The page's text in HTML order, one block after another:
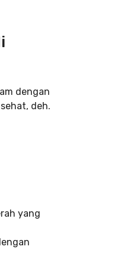
dengan
deh.
yang